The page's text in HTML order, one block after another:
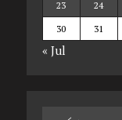
23
24
30
31
« Jul